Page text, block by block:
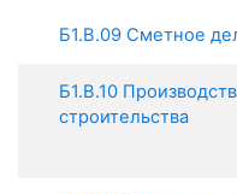
Б1.В.09 Сметное
Б1.В.10
строительства